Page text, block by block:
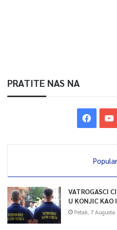
PRATITE NAS NA
VATROGASCI
U KONJIC KAO
Petak, 7 Augusta